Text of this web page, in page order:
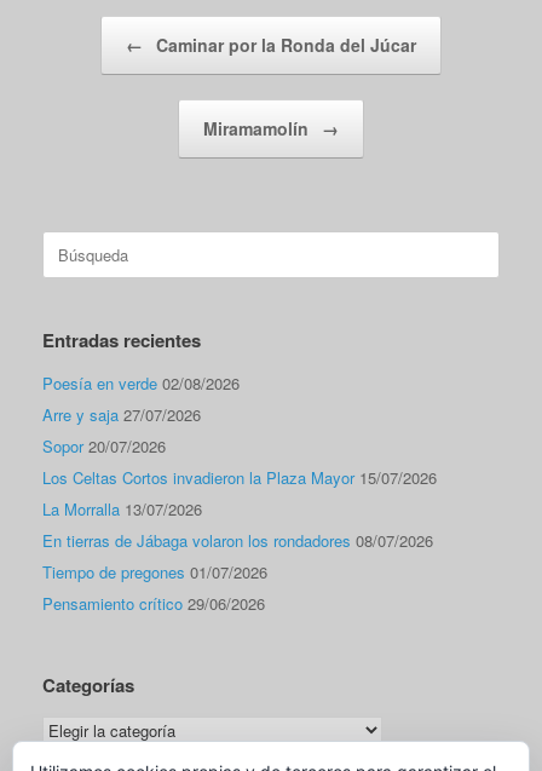
← Caminar por la Ronda del Júcar
Miramamolín →
Buscar:
Entradas recientes
Poesía en verde 02/08/2026
Arre y saja 27/07/2026
Sopor 20/07/2026
Los Celtas Cortos invadieron la Plaza Mayor 15/07/2026
La Morralla 13/07/2026
En tierras de Jábaga volaron los rondadores 08/07/2026
Tiempo de pregones 01/07/2026
Pensamiento crítico 29/06/2026
Categorías
Categorías